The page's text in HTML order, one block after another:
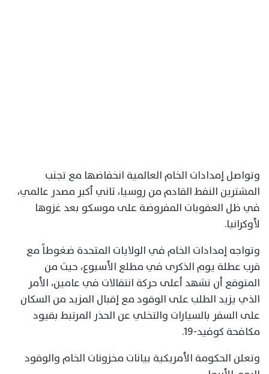
وتواصل إمدادات الخام العالمية انخفاضها مع تجنب
المشترين النفط القادم من روسيا، ثاني أكبر مصدر عالمي،
في ظل العقوبات المفروضة على موسكو بعد غزوها
لأوكرانيا.
وتواجه إمدادات الخام في الولايات المتحدة ضغوطاً مع
قرب عطلة يوم الذكرى في مطلع الأسبوع، حيث من
المتوقع أن تشهد أعلى حركة انتقالات في عامين، الأمر
الذي يزيد الطلب على الوقود مع إقبال المزيد من السكان
على السفر بالسيارات والتخلي عن الحذر المرتبط بقيود
مكافحة كوفيد-19.
وتعلن الحكومة الأمريكية بيانات مخزونات الخام والوقود